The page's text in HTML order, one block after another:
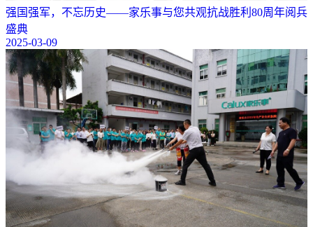
强国强军，不忘历史——家乐事与您共观抗战胜利80周年阅兵
盛典
2025-03-09